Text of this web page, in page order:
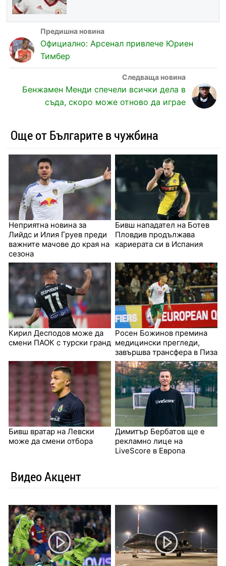
Официално: Арсенал привлече Юриен
Тимбер
Бенжамен Менди спечели всички дела в
съда, скоро може отново да играе
Още от Българите в чужбина
Неприятна новина за
Лийдс и Илия Груев преди
важните мачове до края на
сезона
Бивш нападател на Ботев
Пловдив продължава
кариерата си в Испания
Кирил Десподов може да
смени ПАОК с турски гранд
Росен Божинов премина
медицински прегледи,
завършва трансфера в Пиза
Бивш вратар на Левски
може да смени отбора
Димитър Бербатов ще е
рекламно лице на
LiveScore в Европа
Видео Акцент